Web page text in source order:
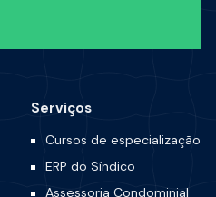
Serviços
Cursos de especialização
ERP do Síndico
Assessoria Condominial